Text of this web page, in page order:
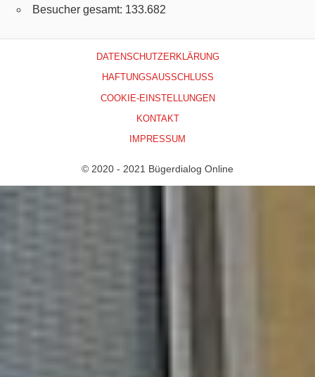
Besucher gesamt: 133.682
DATENSCHUTZERKLÄRUNG
HAFTUNGSAUSSCHLUSS
COOKIE-EINSTELLUNGEN
KONTAKT
IMPRESSUM
© 2020 - 2021 Bügerdialog Online